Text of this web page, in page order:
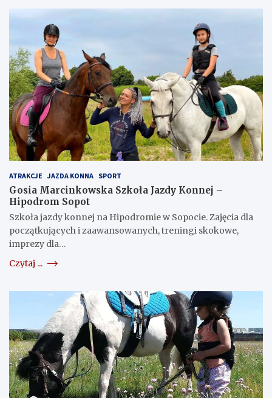
ATRAKCJE JAZDA KONNA SPORT
Gosia Marcinkowska Szkoła Jazdy Konnej –
Hipodrom Sopot
Szkoła jazdy konnej na Hipodromie w Sopocie. Zajęcia dla
początkujących i zaawansowanych, treningi skokowe,
imprezy dla…
Czytaj ...